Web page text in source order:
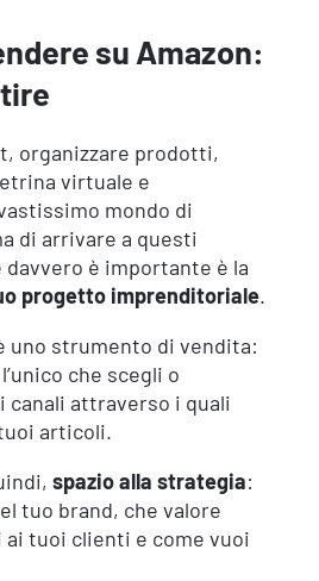
su Amazon:
organizzare prodotti,
virtuale e
mondo di
di arrivare a questi
davvero è importante è la
progetto imprenditoriale.
uno strumento di vendita:
che scegli o
canali attraverso i quali
articoli.
spazio alla strategia:
tuo brand, che valore
tuoi clienti e come vuoi